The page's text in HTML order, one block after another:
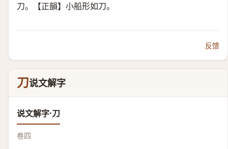
刀。【正韻】小船形如刀。
反馈
刀说文解字
说文解字·刀
卷四